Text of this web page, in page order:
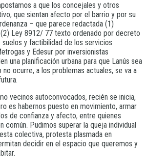
a que los concejales y otros
que sientan afecto por el barrio y por su
– que parece redactada (1)
Ley 8912/ 77 texto ordenado por decreto
y factibilidad de los servicios
y Edesur por inversionistas
una planificación urbana para que Lanús sea
no ocurre, a los problemas actuales, se va a
vecinos autoconvocados, recién se inicia,
es habernos puesto en movimiento, armar
de confianza y afecto, entre quienes
común. Pudimos superar la queja individual
colectiva, protesta plasmada en
decidir en el espacio que queremos y